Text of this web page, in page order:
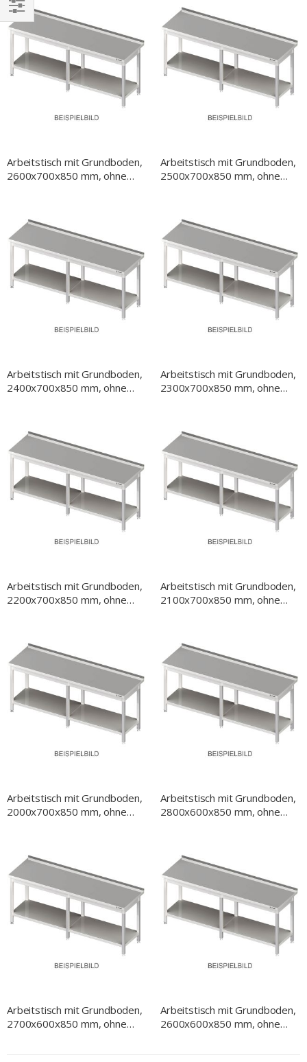
Arbeitstisch mit Grundboden,
2600x700x850 mm, ohne
Arbeitstisch mit Grundboden,
2500x700x850 mm, ohne
Arbeitstisch mit Grundboden,
2400x700x850 mm, ohne
Arbeitstisch mit Grundboden,
2300x700x850 mm, ohne
Arbeitstisch mit Grundboden,
2200x700x850 mm, ohne
Arbeitstisch mit Grundboden,
2100x700x850 mm, ohne
Arbeitstisch mit Grundboden,
2000x700x850 mm, ohne
Arbeitstisch mit Grundboden,
2800x600x850 mm, ohne
Arbeitstisch mit Grundboden,
2700x600x850 mm, ohne
Arbeitstisch mit Grundboden,
2600x600x850 mm, ohne
EINKAUFEN
NACH